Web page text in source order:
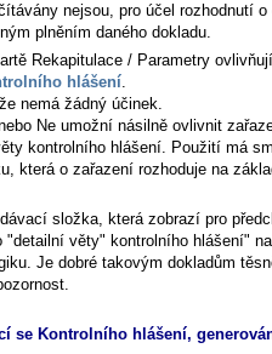
nejsou, pro účel rozhodnutí
plněním daného dokladu.
Rekapitulace / Parametry
hlášení.
nemá žádný účinek.
Ne umožní násilně ovlivnit
kontrolního hlášení. Použití má
která o zařazení rozhoduje na
složka, která zobrazí pro
"detailní věty" kontrolního hlášení"
Je dobré takovým dokladům
se Kontrolního hlášení,